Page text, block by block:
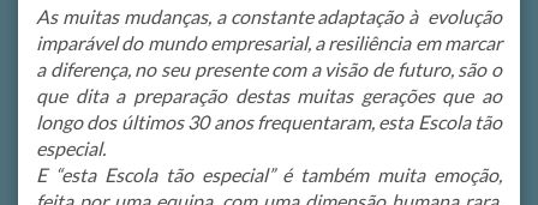
As muitas mudanças, a constante adaptação à evolução
imparável do mundo empresarial, a resiliência em marcar
a diferença, no seu presente com a visão de futuro, são o
que dita a preparação destas muitas gerações que ao
longo dos últimos 30 anos frequentaram, esta Escola tão
especial.
E “esta Escola tão especial” é também muita emoção,